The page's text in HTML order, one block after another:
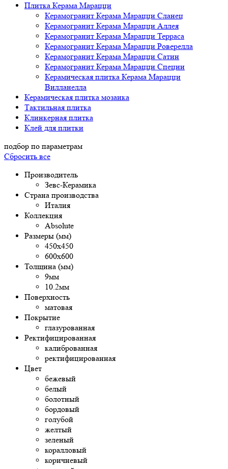
Плитка Керама Марацци
Керамогранит Керама Марацци Сланец
Керамогранит Керама Марацци Аллея
Керамогранит Керама Марацци Терраса
Керамогранит Керама Марацци Роверелла
Керамогранит Керама Марацци Сатин
Керамогранит Керама Марацци Специи
Керамическая плитка Керама Марацци
Вилланелла
Керамическая плитка мозаика
Тактильная плитка
Клинкерная плитка
Клей для плитки
подбор по параметрам
Сбросить все
Производитель
Зевс-Керамика
Страна производства
Италия
Коллекция
Absolute
Размеры (мм)
450х450
600х600
Толщина (мм)
9мм
10.2мм
Поверхность
матовая
Покрытие
глазурованная
Ректифицированная
калиброванная
ректифицированная
Цвет
бежевый
белый
болотный
бордовый
голубой
желтый
зеленый
коралловый
коричневый